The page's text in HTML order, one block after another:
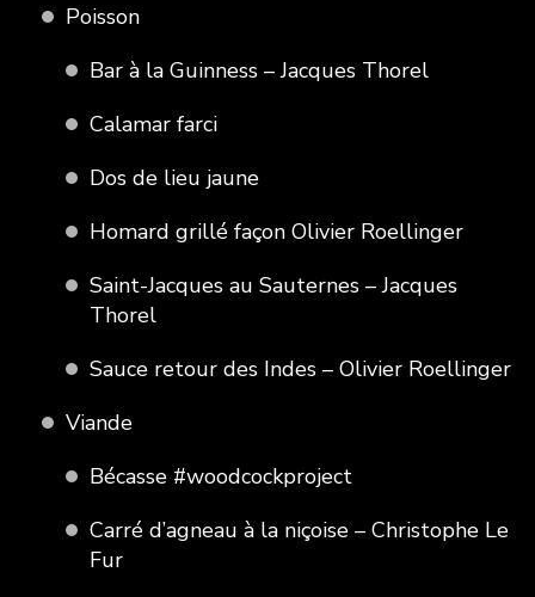
Poisson
Bar à la Guinness – Jacques Thorel
Calamar farci
Dos de lieu jaune
Homard grillé façon Olivier Roellinger
Saint-Jacques au Sauternes – Jacques
Thorel
Sauce retour des Indes – Olivier Roellinger
Viande
Bécasse #woodcockproject
Carré d’agneau à la niçoise – Christophe Le
Fur